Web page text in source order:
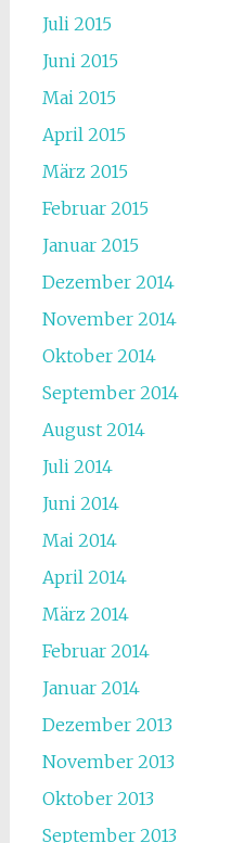
Juli 2015
Juni 2015
Mai 2015
April 2015
März 2015
Februar 2015
Januar 2015
Dezember 2014
November 2014
Oktober 2014
September 2014
August 2014
Juli 2014
Juni 2014
Mai 2014
April 2014
März 2014
Februar 2014
Januar 2014
Dezember 2013
November 2013
Oktober 2013
September 2013